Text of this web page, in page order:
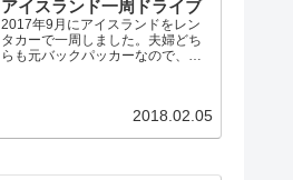
アイスランド一周ドライブ
2017年9月にアイスランドをレン
タカーで一周しました。夫婦どち
らも元バックパッカーなので、宿
Airbnbを利用しましたが、これは
2018.02.05